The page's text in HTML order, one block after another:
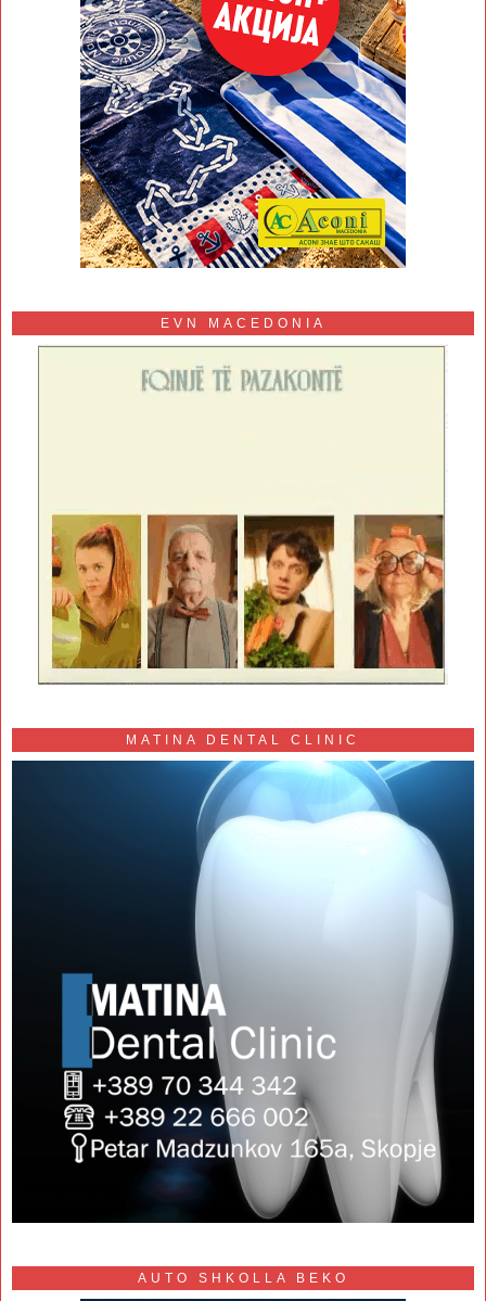
EVN MACEDONIA
MATINA DENTAL CLINIC
AUTO SHKOLLA BEKO